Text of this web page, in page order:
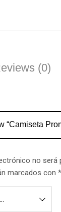
(0)
“Camiseta
no será
marcados con *